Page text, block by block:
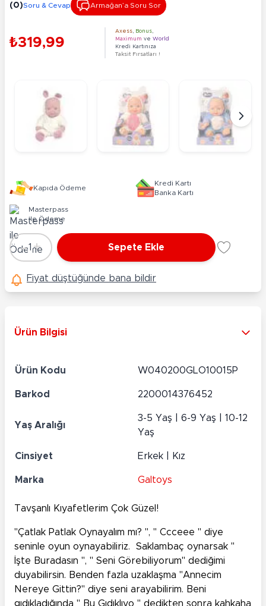
(0)Soru & Cevap Armağan’a Soru Sor
₺319,99
Axess Bonus
Maximum ve World
Kredi Kartınıza
Taksit Fırsatları !
Kapıda Ödeme
Kredi Kartı
Banka Kartı
Masterpass
ile Ödeme
Adet
-1 + Sepete Ekle
Fiyat düştüğünde bana bildir
Ürün Bilgisi
Ürün Kodu W040200GLO10015P
Barkod 2200014376452
Yaş Aralığı
3-5 Yaş | 6-9 Yaş | 10-12
Yaş
Cinsiyet Erkek | Kız
Marka Galtoys
Tavşanlı Kıyafetlerim Çok Güzel!
"Çatlak Patlak Oynayalım mı? ", " Ccceee " diye
seninle oyun oynayabiliriz. Saklambaç oynarsak "
İşte Buradasın ", " Seni Görebiliyorum" dediğimi
duyabilirsin. Benden fazla uzaklaşma "Annecim
Nereye Gittin?" diye seni arayabilirim. Beni
gıdıkladığında " Bu Gıdıklıyo " dedikten sonra kahkaha